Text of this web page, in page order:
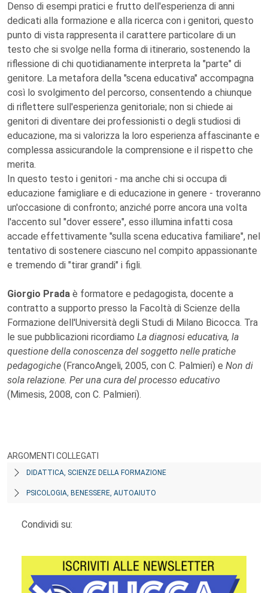
Denso di esempi pratici e frutto dell'esperienza di anni
dedicati alla formazione e alla ricerca con i genitori, questo
punto di vista rappresenta il carattere particolare di un
testo che si svolge nella forma di itinerario, sostenendo la
riflessione di chi quotidianamente interpreta la "parte" di
genitore. La metafora della "scena educativa" accompagna
così lo svolgimento del percorso, consentendo a chiunque
di riflettere sull'esperienza genitoriale; non si chiede ai
genitori di diventare dei professionisti o degli studiosi di
educazione, ma si valorizza la loro esperienza affascinante e
complessa assicurandole la comprensione e il rispetto che
merita.
In questo testo i genitori - ma anche chi si occupa di
educazione famigliare e di educazione in genere - troveranno
un'occasione di confronto; anziché porre ancora una volta
l'accento sul "dover essere", esso illumina infatti cosa
accade effettivamente "sulla scena educativa familiare", nel
tentativo di sostenere ciascuno nel compito appassionante
e tremendo di "tirar grandi" i figli.
Giorgio Prada è formatore e pedagogista, docente a
contratto a supporto presso la Facoltà di Scienze della
Formazione dell'Università degli Studi di Milano Bicocca. Tra
le sue pubblicazioni ricordiamo La diagnosi educativa, la
questione della conoscenza del soggetto nelle pratiche
pedagogiche (FrancoAngeli, 2005, con C. Palmieri) e Non di
sola relazione. Per una cura del processo educativo
(Mimesis, 2008, con C. Palmieri).
ARGOMENTI COLLEGATI
DIDATTICA, SCIENZE DELLA FORMAZIONE
PSICOLOGIA, BENESSERE, AUTOAIUTO
Condividi su: